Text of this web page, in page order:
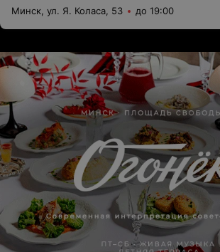
Минск, ул. Я. Коласа, 53 до 19:00